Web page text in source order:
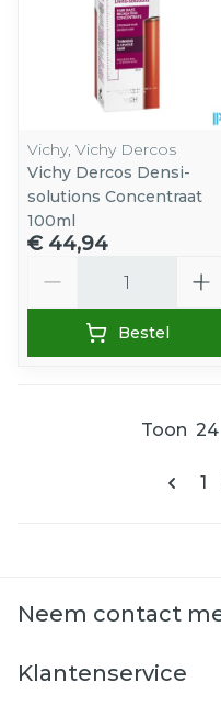
Vichy, Vichy Dercos
Vichy Dercos Densi-
solutions Concentraat
100ml
€ 44,94
Bestel
U
1
Toon
Neem contact
Klantenservice